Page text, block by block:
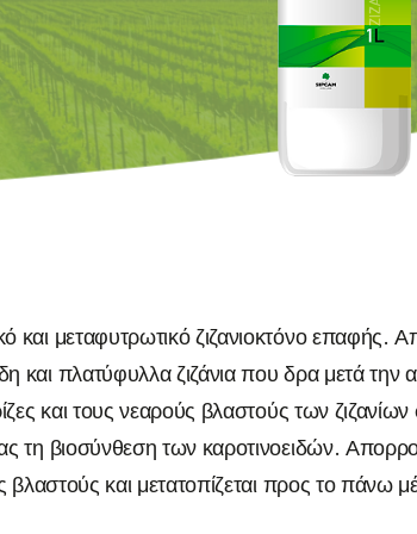
(Θ)
(Υ)
(Θ)
(Υ)
(Υ)
(Θ)
Λεμονιά
και μεταφυτρωτικό ζιζανιοκτόνο επαφής.
και πλατύφυλλα ζιζάνια που δρα μετά την
και τους νεαρούς βλαστούς των
τη βιοσύνθεση των καροτινοειδών.
βλαστούς και μετατοπίζεται προς το πάνω